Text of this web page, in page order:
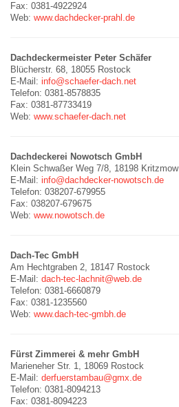
Fax: 0381-4922924
Web: www.dachdecker-prahl.de
Dachdeckermeister Peter Schäfer
Blücherstr. 68, 18055 Rostock
E-Mail: info@schaefer-dach.net
Telefon: 0381-8578835
Fax: 0381-87733419
Web: www.schaefer-dach.net
Dachdeckerei Nowotsch GmbH
Klein Schwaßer Weg 7/8, 18198 Kritzmow
E-Mail: info@dachdecker-nowotsch.de
Telefon: 038207-679955
Fax: 038207-679675
Web: www.nowotsch.de
Dach-Tec GmbH
Am Hechtgraben 2, 18147 Rostock
E-Mail: dach-tec-lachnit@web.de
Telefon: 0381-6660879
Fax: 0381-1235560
Web: www.dach-tec-gmbh.de
Fürst Zimmerei & mehr GmbH
Marieneher Str. 1, 18069 Rostock
E-Mail: derfuerstambau@gmx.de
Telefon: 0381-8094213
Fax: 0381-8094223